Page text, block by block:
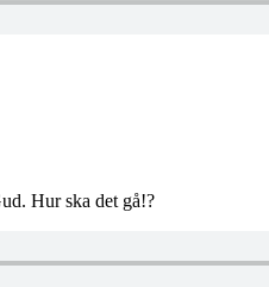
Hur ska det gå!?